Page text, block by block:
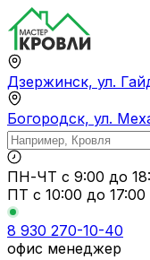
Дзержинск, ул.
Богородск, ул.
ПН-ЧТ с 9:00 до
ПТ с 10:00 до 17:00
8 930 270-10-40
офис менеджер